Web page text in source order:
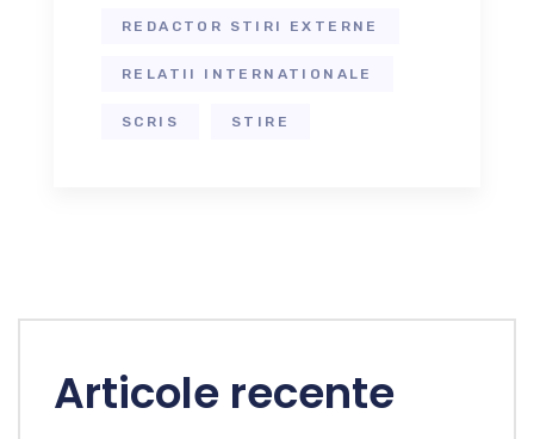
REDACTOR STIRI EXTERNE
RELATII INTERNATIONALE
SCRIS STIRE
Articole recente